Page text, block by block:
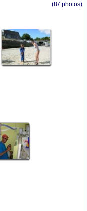
(87 photos)